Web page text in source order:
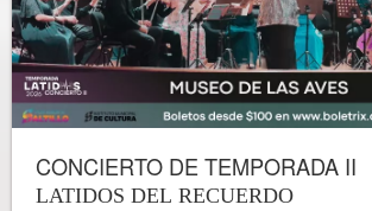
CONCIERTO DE TEMPORADA II
LATIDOS DEL RECUERDO